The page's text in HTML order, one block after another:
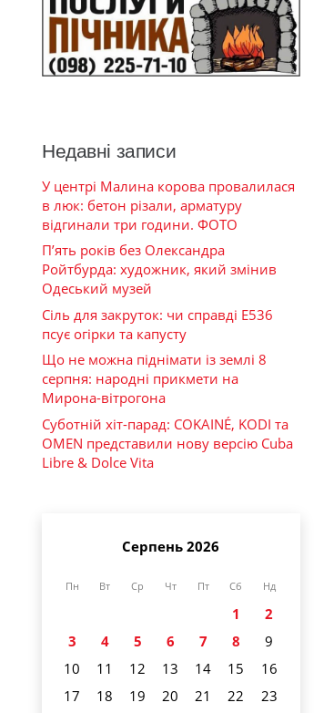
Недавні записи
У центрі Малина корова провалилася
в люк: бетон різали, арматуру
відгинали три години. ФОТО
П’ять років без Олександра
Ройтбурда: художник, який змінив
Одеський музей
Сіль для закруток: чи справді Е536
псує огірки та капусту
Що не можна піднімати із землі 8
серпня: народні прикмети на
Мирона-вітрогона
Суботній хіт-парад: COKAINÉ, KODI та
OMEN представили нову версію Cuba
Libre & Dolce Vita
Серпень 2026
Пн Вт Ср Чт Пт Сб Нд
1
2
3
4 5 6 7 8
9
10
11 12 13 14 15
16
17
18 19 20 21 22
23